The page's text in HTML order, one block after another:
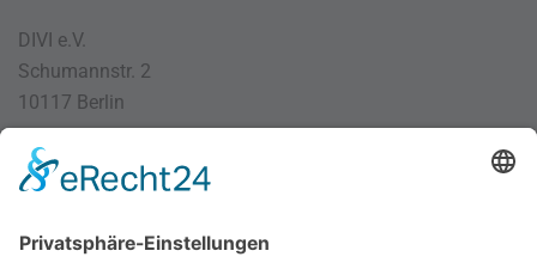
DIVI e.V.
Schumannstr. 2
10117 Berlin
030 / 4000 56 32